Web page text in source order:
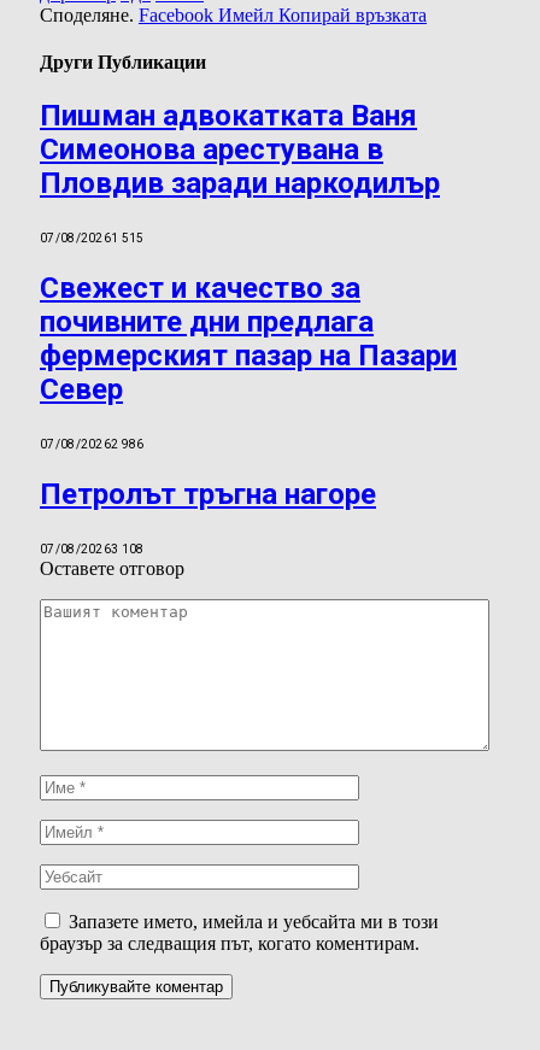
Споделяне. Facebook Имейл Копирай връзката
Други Публикации
Пишман адвокатката Ваня
Симеонова арестувана в
Пловдив заради наркодилър
07/08/20261 515
Свежест и качество за
почивните дни предлага
фермерският пазар на Пазари
Север
07/08/20262 986
Петролът тръгна нагоре
07/08/20263 108
Оставете отговор
Запазете името, имейла и уебсайта ми в този
браузър за следващия път, когато коментирам.